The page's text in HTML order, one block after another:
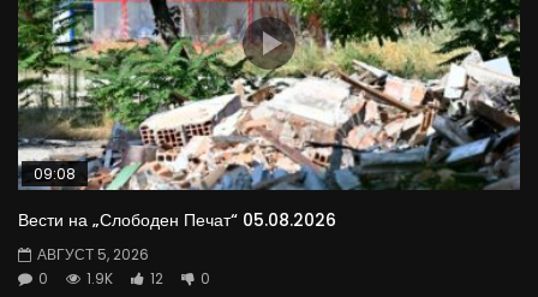
09:08
Вести на „Слободен Печат“ 05.08.2026
АВГУСТ 5, 2026
0
1.9K 12 0